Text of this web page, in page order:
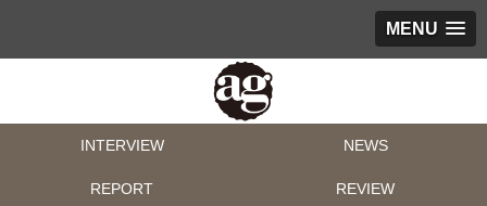
MENU
INTERVIEW NEWS
REPORT REVIEW